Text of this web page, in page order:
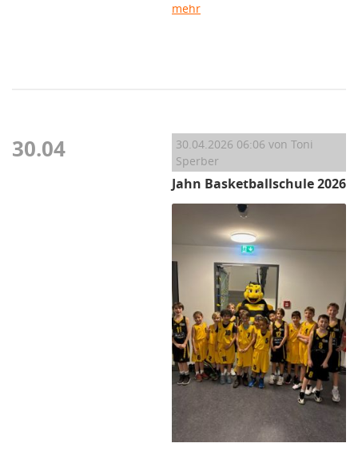
mehr
30.04 30.04.2026 06:06 von Toni
Sperber
Jahn Basketballschule 2026